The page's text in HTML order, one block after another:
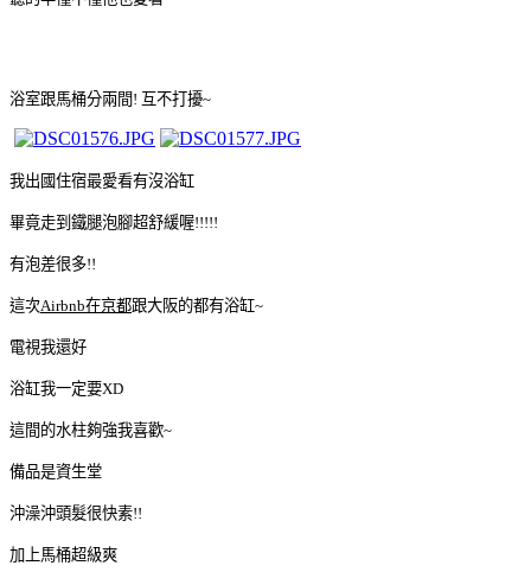
浴室跟馬桶分兩間! 互不打擾~
我出國住宿最愛看有沒浴缸
畢竟走到鐵腿泡腳超舒緩喔!!!!!
有泡差很多!!
這次Airbnb在京都跟大阪的都有浴缸~
電視我還好
浴缸我一定要XD
這間的水柱夠強我喜歡~
備品是資生堂
沖澡沖頭髮很快素!!
加上馬桶超級爽